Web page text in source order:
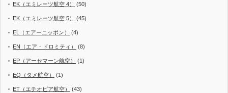
EK（エミレーツ航空 4） (50)
EK（エミレーツ航空 5） (45)
EL（エアーニッポン） (4)
EN（エア・ドロミティ） (8)
EP（アーセマーン航空） (1)
EQ（タメ航空） (1)
ET（エチオピア航空） (43)